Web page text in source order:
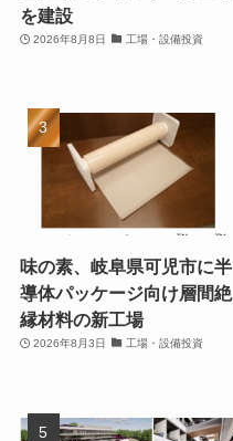
を建設
2026年8月8日 工場・設備投資
味の素、岐阜県可児市に半
導体パッケージ向け層間絶
縁材料の新工場
2026年8月3日 工場・設備投資